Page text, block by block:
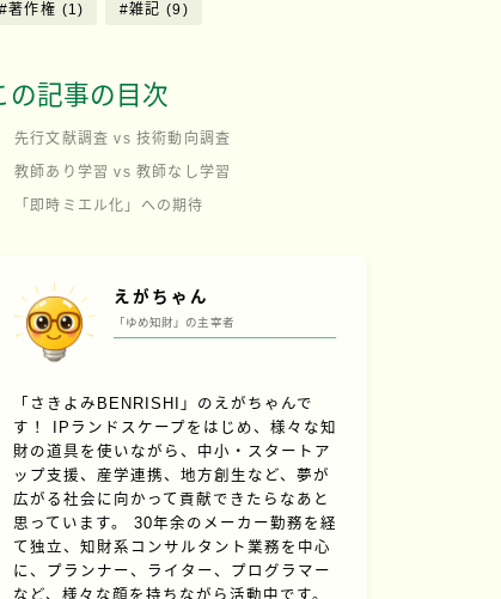
著作権 (1) 雑記 (9)
の記事の目次
先行文献調査 vs 技術動向調査
教師あり学習 vs 教師なし学習
「即時ミエル化」への期待
えがちゃん
「ゆめ知財」の主宰者
「さきよみBENRISHI」のえがちゃんで
す！ IPランドスケープをはじめ、様々な知
財の道具を使いながら、中小・スタートア
ップ支援、産学連携、地方創生など、夢が
広がる社会に向かって貢献できたらなあと
思っています。 30年余のメーカー勤務を経
て独立、知財系コンサルタント業務を中心
に、プランナー、ライター、プログラマー